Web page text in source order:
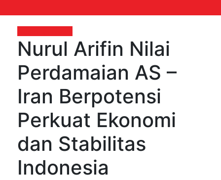
Nurul Arifin Nilai
Perdamaian AS –
Iran Berpotensi
Perkuat Ekonomi
dan Stabilitas
Indonesia